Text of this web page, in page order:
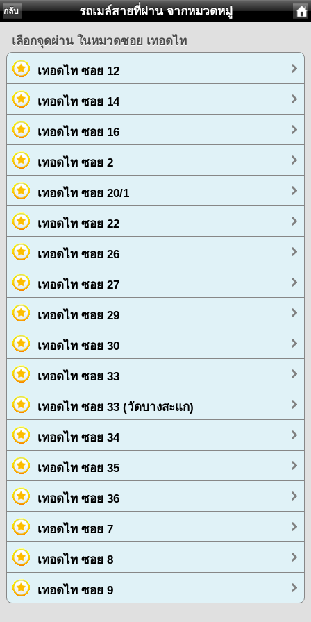
กลับ รถเมล์สายที่ผ่าน จากหมวดหมู่
เลือกจุดผ่าน ในหมวดซอย เทอดไท
เทอดไท ซอย 12
เทอดไท ซอย 14
เทอดไท ซอย 16
เทอดไท ซอย 2
เทอดไท ซอย 20/1
เทอดไท ซอย 22
เทอดไท ซอย 26
เทอดไท ซอย 27
เทอดไท ซอย 29
เทอดไท ซอย 30
เทอดไท ซอย 33
เทอดไท ซอย 33 (วัดบางสะแก)
เทอดไท ซอย 34
เทอดไท ซอย 35
เทอดไท ซอย 36
เทอดไท ซอย 7
เทอดไท ซอย 8
เทอดไท ซอย 9